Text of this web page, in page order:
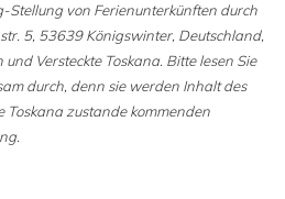
Stellung von Ferienunterkünften durch
5, 53639 Königswinter, Deutschland,
Versteckte Toskana. Bitte lesen Sie
durch, denn sie werden Inhalt des
Toskana zustande kommenden